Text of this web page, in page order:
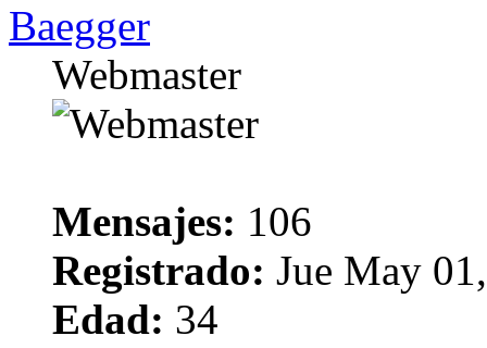
Baegger
Webmaster
Mensajes: 106
Registrado: Jue May
Edad: 34